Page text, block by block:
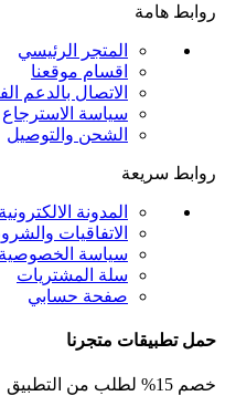
روابط هامة
المتجر الرئيسي
اقسام موقعنا
الاتصال بالدعم
سياسة الاسترجاع
الشحن والتوصيل
روابط سريعة
المدونة الالكترونية
الاتفاقيات
سياسة الخصوصية
سلة المشتريات
صفحة حسابي
حمل تطبيقات متجرنا
خصم 15% لطلب من التطبيق